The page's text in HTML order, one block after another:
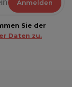
Anmelden
Sie der
Daten zu.